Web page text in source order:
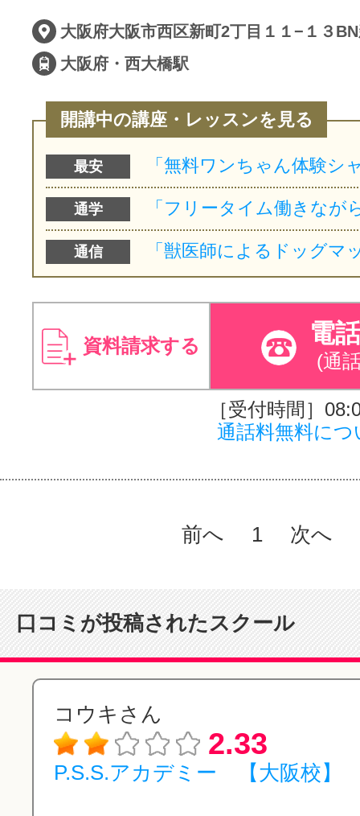
大阪府大阪市西区新町2丁目１１−１３
大阪府・西大橋駅
開講中の講座・レッスンを見る
最安
通学
通信
資料請求する 電
(通
［受付時間］
通話料無料につ
前へ 1 次へ
口コミが投稿されたスクール
コウキさん
2.33
P.S.S.アカデミー 【大阪校】